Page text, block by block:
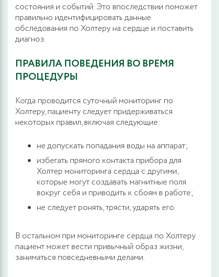
состояния и событий. Это впоследствии поможет
правильно идентифицировать данные
обследования по Холтеру на сердце и поставить
диагноз.
ПРАВИЛА ПОВЕДЕНИЯ ВО ВРЕМЯ
ПРОЦЕДУРЫ
Когда проводится суточный мониторинг по
Холтеру, пациенту следует придерживаться
некоторых правил, включая следующие:
не допускать попадания воды на аппарат;
избегать прямого контакта прибора для
Холтер мониторинга сердца с другими,
которые могут создавать магнитные поля
вокруг себя и приводить к сбоям в работе;
не следует ронять, трясти, ударять его.
В остальном при мониторинге сердца по Холтеру
пациент может вести привычный образ жизни,
заниматься повседневными делами.